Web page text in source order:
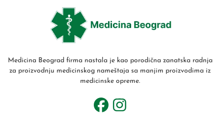
Medicina Beograd firma nastala je kao porodična zanatska radnja
za proizvodnju medicinskog nameštaja sa manjim proizvodima iz
medicinske opreme.